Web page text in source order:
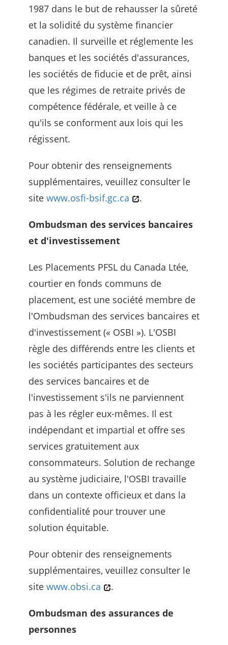
1987 dans le but de rehausser la sûreté
et la solidité du système financier
canadien. Il surveille et réglemente les
banques et les sociétés d'assurances,
les sociétés de fiducie et de prêt, ainsi
que les régimes de retraite privés de
compétence fédérale, et veille à ce
qu'ils se conforment aux lois qui les
régissent.
Pour obtenir des renseignements
supplémentaires, veuillez consulter le
site www.osfi-bsif.gc.ca .
Ombudsman des services bancaires
et d'investissement
Les Placements PFSL du Canada Ltée,
courtier en fonds communs de
placement, est une société membre de
l'Ombudsman des services bancaires et
d'investissement (« OSBI »). L'OSBI
règle des différends entre les clients et
les sociétés participantes des secteurs
des services bancaires et de
l'investissement s'ils ne parviennent
pas à les régler eux-mêmes. Il est
indépendant et impartial et offre ses
services gratuitement aux
consommateurs. Solution de rechange
au système judiciaire, l'OSBI travaille
dans un contexte officieux et dans la
confidentialité pour trouver une
solution équitable.
Pour obtenir des renseignements
supplémentaires, veuillez consulter le
site www.obsi.ca .
Ombudsman des assurances de
personnes